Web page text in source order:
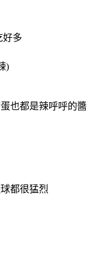
多
)
也都是辣呼呼的醬
都很猛烈